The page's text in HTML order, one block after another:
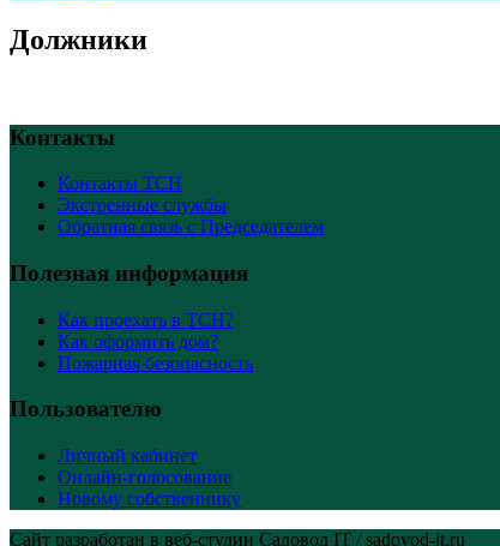
Должники
Контакты
Контакты ТСН
Экстренные службы
Обратная связь с Председателем
Полезная информация
Как проехать в ТСН?
Как оформить дом?
Пожарная безопасность
Пользователю
Личный кабинет
Онлайн-голосование
Новому собственнику
Сайт разработан в веб-студии Садовод IT / sadovod-it.ru